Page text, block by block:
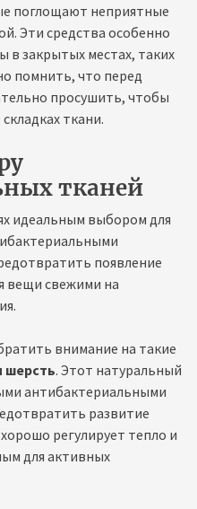
поглощают неприятные
Эти средства особенно
в закрытых местах, таких
помнить, что перед
просушить, чтобы
ткани.
тканей
идеальным выбором для
появление
вещи свежими на
внимание на такие
шерсть. Этот натуральный
антибактериальными
развитие
регулирует тепло и
для активных